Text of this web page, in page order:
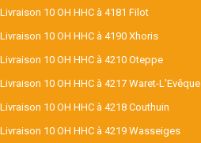
Livraison 10 OH HHC à 4181 Filot
Livraison 10 OH HHC à 4190 Xhoris
Livraison 10 OH HHC à 4210 Oteppe
Livraison 10 OH HHC à 4217 Waret-L'Evêque
Livraison 10 OH HHC à 4218 Couthuin
Livraison 10 OH HHC à 4219 Wasseiges